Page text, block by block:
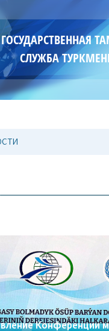
ГОСУДАРСТВЕННАЯ
СЛУЖБА
Конференции